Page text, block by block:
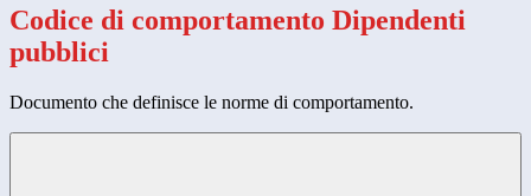
Codice di comportamento Dipendenti
pubblici
Documento che definisce le norme di comportamento.